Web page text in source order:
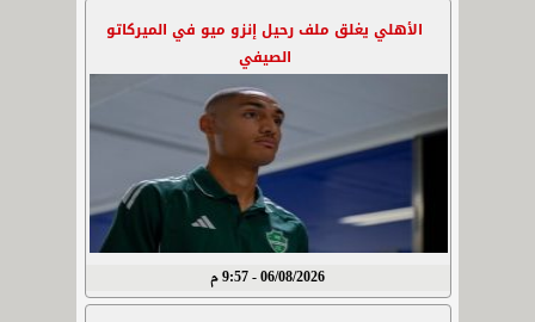
الأهلي يغلق ملف رحيل إنزو ميو في الميركاتو
الصيفي
06/08/2026 - 9:57 م